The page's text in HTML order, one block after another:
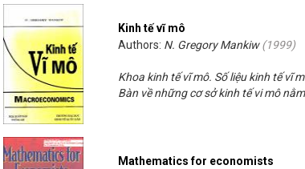
Kinh tế vĩ mô
Authors: N. Gregory Mankiw(1999)
Khoa kinh tế vĩ mô. Số liệu kinh tế vĩ
Bàn về những cơ sở kinh tế vi mô
Mathematics for economists